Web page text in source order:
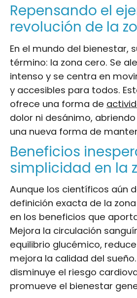
Repensando el
revolución de la
En el mundo del bienestar,
término: la zona cero. Se
intenso y se centra en
y accesibles para todos.
ofrece una forma de
dolor ni desánimo,
una nueva forma de
Beneficios
simplicidad en la
Aunque los científicos aún
definición exacta de la
en los beneficios que
Mejora la circulación
equilibrio glucémico,
mejora la calidad del
disminuye el riesgo
promueve el bienestar